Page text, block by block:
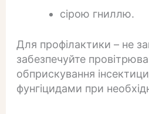
сірою гниллю.
Для профілактики – не
забезпечуйте
обприскування
фунгіцидами при